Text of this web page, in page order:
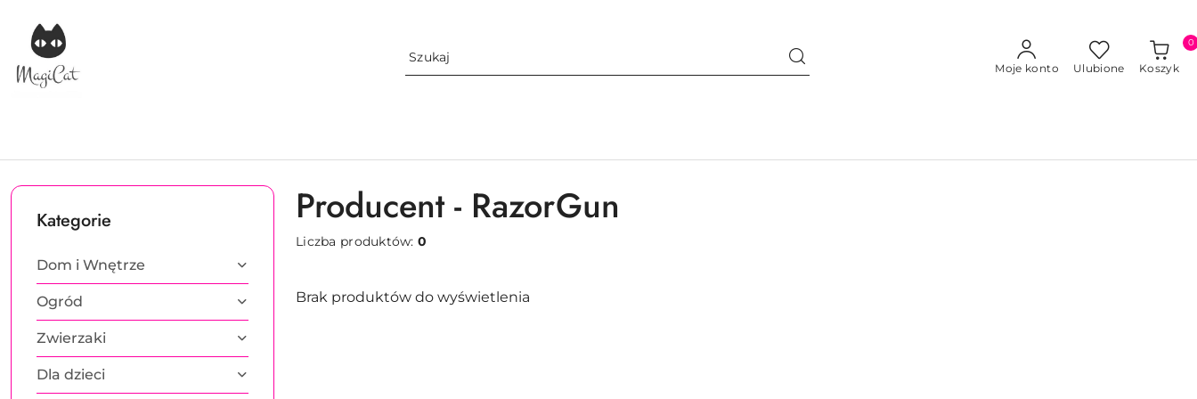
Przejdź do treści głównej
Przejdź do wyszukiwarki
Przejdź do moje konto
Przejdź do menu głównego
Przejdź do stopki
Moje konto Ulubione Koszyk
0
Kategorie
Dom i Wnętrze
Ogród
Zwierzaki
Dla dzieci
Producent - RazorGun
Liczba produktów:0
Brak produktów do wyświetlenia